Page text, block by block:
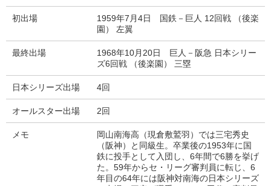
初出場
1959年7月4日 国鉄－巨人 12回戦 （後楽
園） 左翼
最終出場
1968年10月20日 巨人－阪急 日本シリー
ズ6回戦 （後楽園） 三塁
日本シリーズ出場 4回
オールスター出場 2回
メモ
岡山南海高（現倉敷鷲羽）では三宅秀史
（阪神）と同級生。卒業後の1953年に国
鉄に投手として入団し、6年間で6勝を挙げ
た。59年からセ・リーグ審判員に転じ、6
年目の64年には阪神対南海の日本シリーズ